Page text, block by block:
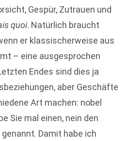
Gespür, Zutrauen und
quoi. Natürlich braucht
er klassischerweise aus
– eine ausgesprochen
Endes sind dies ja
aber Geschäfte
Art machen: nobel
Sie mal einen, nein den
Damit habe ich